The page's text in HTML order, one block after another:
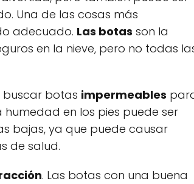
Una de las cosas más
adecuado. Las botas son la
en la nieve, pero no todas
buscar botas impermeables
humedad en los pies puede ser
bajas, ya que puede causar
de salud.
. Las botas con una buena